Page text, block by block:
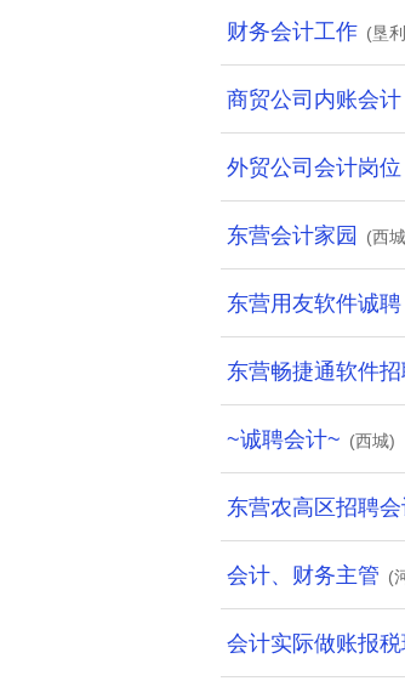
财务会计工作 (垦
商贸公司内账会计
外贸公司会计岗位
东营会计家园 (西
东营用友软件诚聘
东营畅捷通软件
~诚聘会计~ (西城)
东营农高区招聘会
会计、财务主管 (
会计实际做账报